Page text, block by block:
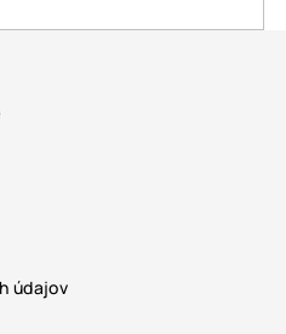
údajov